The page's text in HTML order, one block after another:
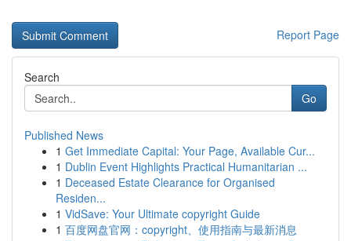
Report Page
Search
Go
Published News
1 Get Immediate Capital: Your Page, Available Cur...
1 Dublin Event Highlights Practical Humanitarian ...
1 Deceased Estate Clearance for Organised
Residen...
1 VidSave: Your Ultimate copyright Guide
1 百度网盘官网：copyright、使用指南与最新消息